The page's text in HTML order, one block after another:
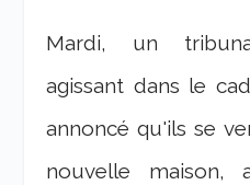
Mardi, un
agissant dans le
annoncé qu'ils se
nouvelle